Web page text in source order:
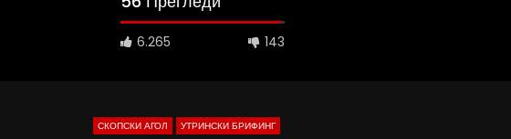
6.265 143
СКОПСКИ АГОЛ УТРИНСКИ БРИФИНГ